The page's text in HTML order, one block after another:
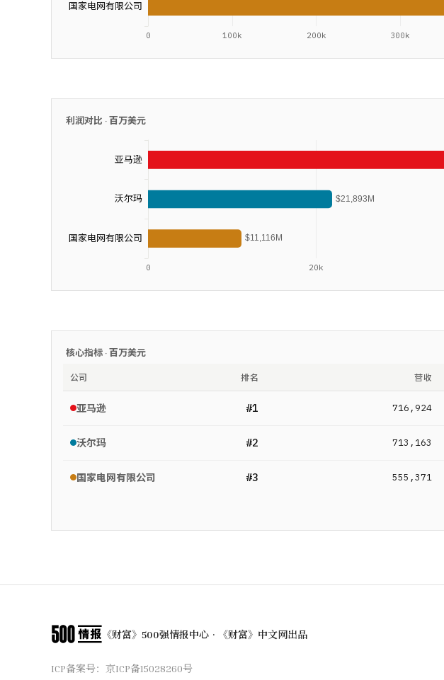
利润对比 ·百万美元
核心指标 ·百万美元
公司 排名 营收
亚马逊 #1 716,924
沃尔玛 #2 713,163
国家电网有限公司 #3 555,371
《财富》500强情报中心 · 《财富》中文网出品
ICP备案号： 京ICP备15028260号